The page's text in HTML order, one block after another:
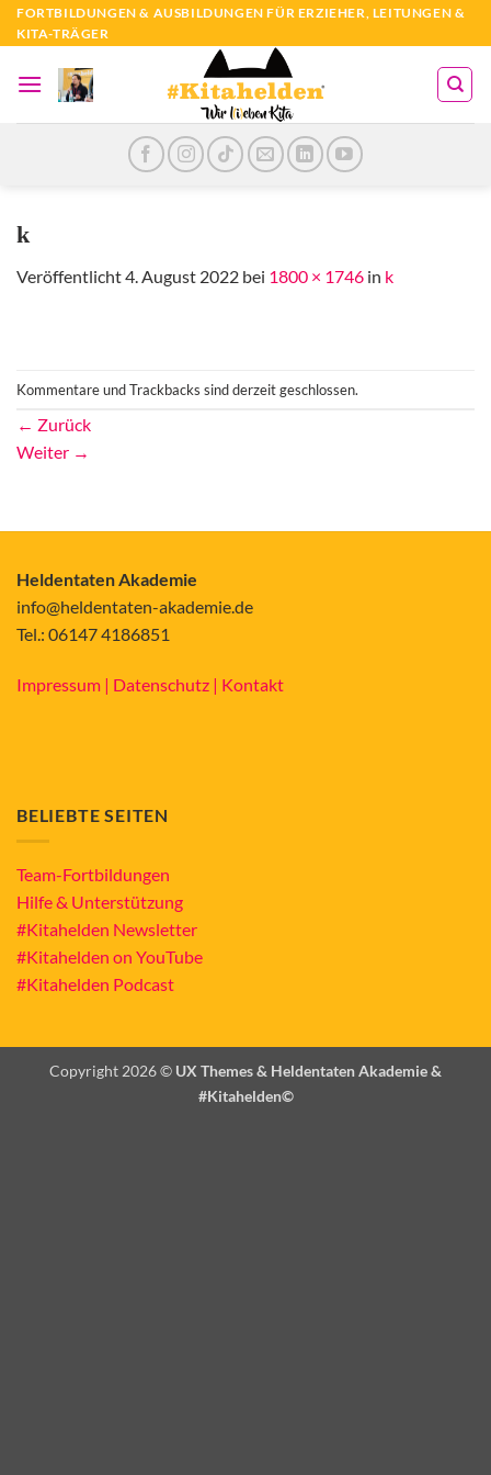
Zum
Inhalt
springen
FORTBILDUNGEN & AUSBILDUNGEN FÜR ERZIEHER, LEITUNGEN &
KITA-TRÄGER
k
Veröffentlicht4. August 2022 bei 1800 × 1746 in k
Kommentare und Trackbacks sind derzeit geschlossen.
← Zurück
Weiter →
Heldentaten Akademie
info@heldentaten-akademie.de
Tel.: 06147 4186851
Impressum | Datenschutz | Kontakt
BELIEBTE SEITEN
Team-Fortbildungen
Hilfe & Unterstützung
#Kitahelden Newsletter
#Kitahelden on YouTube
#Kitahelden Podcast
Copyright 2026 © UX Themes & Heldentaten Akademie &
#Kitahelden©